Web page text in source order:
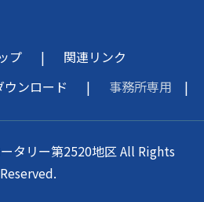
プ
関連リンク
ンロード
事務所専用
タリー第2520地区 All Rights
Reserved.